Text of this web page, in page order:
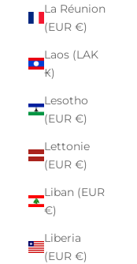
La Réunion
(EUR €)
Laos (LAK
₭)
Lesotho
(EUR €)
Lettonie
(EUR €)
Liban (EUR
€)
Liberia
(EUR €)